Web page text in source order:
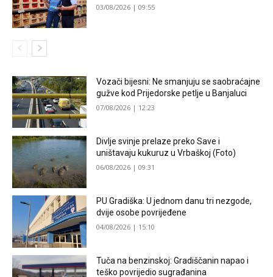
03/08/2026 | 09:55
Vozači bijesni: Ne smanjuju se saobraćajne
gužve kod Prijedorske petlje u Banjaluci
07/08/2026 | 12:23
Divlje svinje prelaze preko Save i
uništavaju kukuruz u Vrbaškoj (Foto)
06/08/2026 | 09:31
PU Gradiška: U jednom danu tri nezgode,
dvije osobe povrijeđene
04/08/2026 | 15:10
Tuča na benzinskoj: Gradiščanin napao i
teško povrijedio sugrađanina